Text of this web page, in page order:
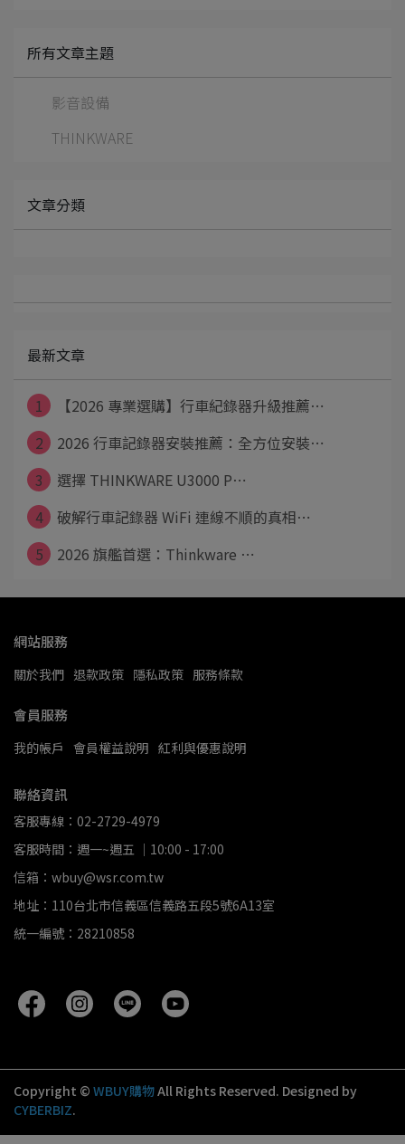
所有文章主題
影音設備
THINKWARE
文章分類
最新文章
1
【2026 專業選購】行車紀錄器升級推薦⋯
2
2026 行車記錄器安裝推薦：全方位安裝⋯
3
選擇 THINKWARE U3000 P⋯
4
破解行車記錄器 WiFi 連線不順的真相⋯
5
2026 旗艦首選：Thinkware ⋯
網站服務
關於我們 退款政策 隱私政策 服務條款
會員服務
我的帳戶 會員權益說明 紅利與優惠說明
聯絡資訊
客服專線：02-2729-4979
客服時間：週一~週五 ｜10:00 - 17:00
信箱：wbuy@wsr.com.tw
地址：110台北市信義區信義路五段5號6A13室
統一編號：28210858
Copyright © WBUY購物All Rights Reserved. Designed by
CYBERBIZ.